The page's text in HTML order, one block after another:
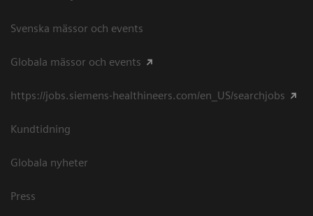
Svenska mässor och events
Globala mässor och events
https://jobs.siemens-healthineers.com/en_US/searchjobs
Kundtidning
Globala nyheter
Press